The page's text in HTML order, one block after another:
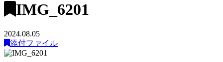
IMG_6201
2024.08.05
添付ファイル